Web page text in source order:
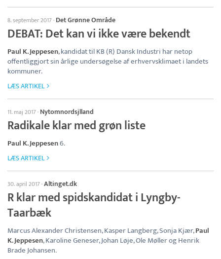
8. september 2017· Det Grønne Område
DEBAT: Det kan vi ikke være bekendt
Paul K. Jeppesen, kandidat til KB (R) Dansk Industri har netop
offentliggjort sin årlige undersøgelse af erhvervsklimaet i landets
kommuner.
LÆS ARTIKEL
11. maj 2017· Nytomnordsjlland
Radikale klar med grøn liste
Paul K. Jeppesen6.
LÆS ARTIKEL
30. april 2017·Altinget.dk
R klar med spidskandidat i Lyngby-
Taarbæk
Marcus Alexander Christensen, Kasper Langberg, Sonja Kjær,Paul
K. Jeppesen, Karoline Geneser, Johan Løje, Ole Møller og Henrik
Brade Johansen.